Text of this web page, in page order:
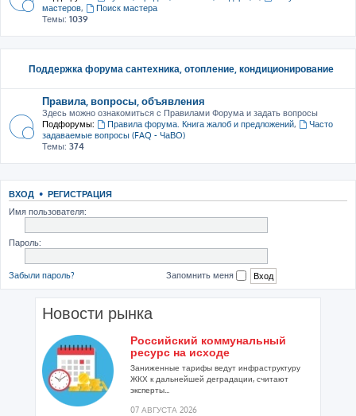
мастеров,
Поиск мастера
Темы: 1039
Поддержка форума сантехника, отопление, кондиционирование
Правила, вопросы, объявления
Здесь можно ознакомиться с Правилами Форума и задать вопросы
Подфорумы:
Правила форума. Книга жалоб и предложений,
Часто
задаваемые вопросы (FAQ - ЧаВО)
Темы: 374
ВХОД • РЕГИСТРАЦИЯ
Имя пользователя:
Пароль:
Забыли пароль? Запомнить меня
Новости рынка
Российский коммунальный
ресурс на исходе
Заниженные тарифы ведут инфраструктуру
ЖКХ к дальнейшей деградации, считают
эксперты...
07 АВГУСТА 2026